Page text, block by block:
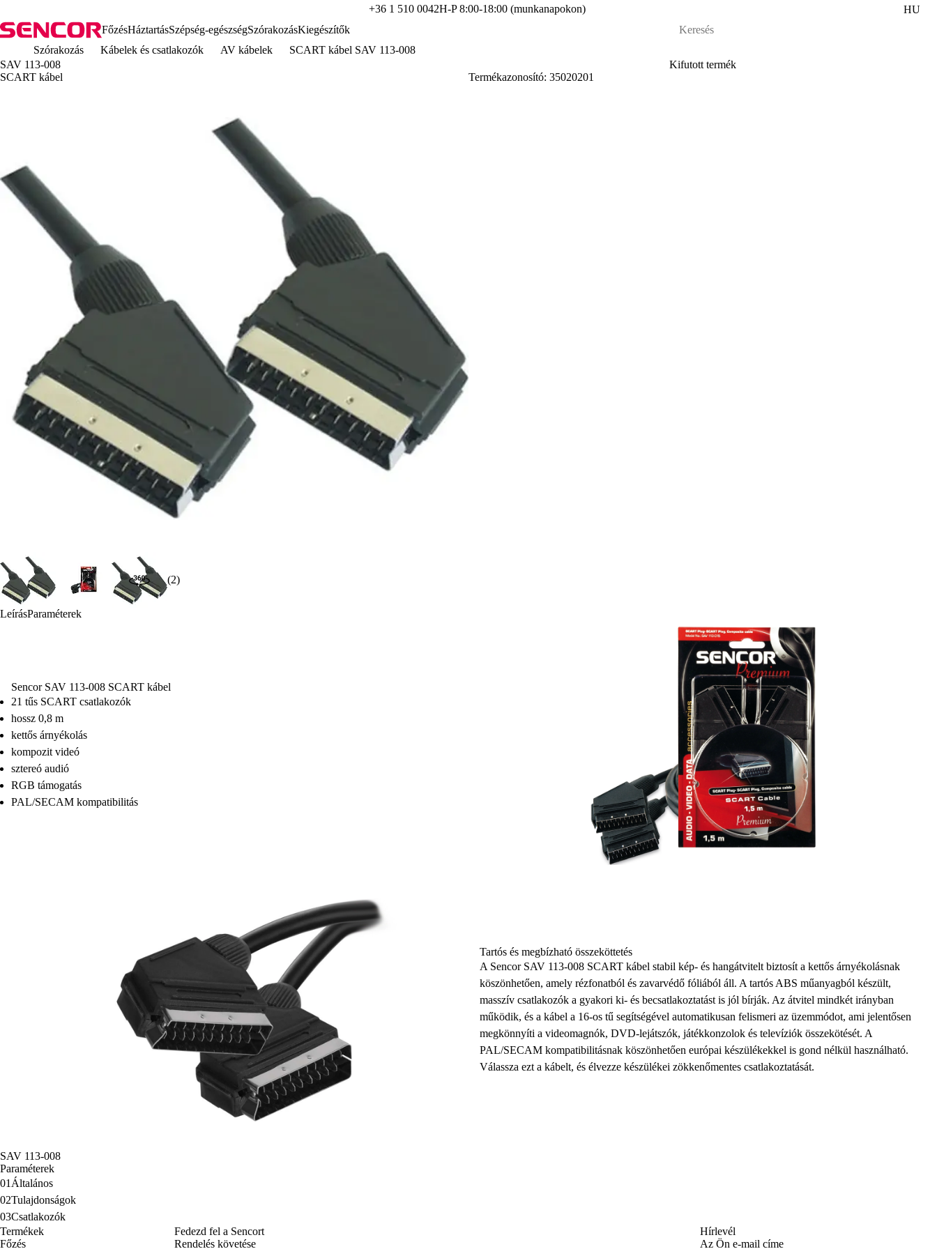
+36 1 510 0042H-P 8:00-18:00 (munkanapokon)
HU
FőzésHáztartásSzépség-egészségSzórakozásKiegészítők
Szórakozás
Kábelek és csatlakozók AV kábelek
SCART kábel SAV 113-008
SAV 113-008
SCART kábel
(2)
Kifutott termék
Termékazonosító: 35020201
LeírásParaméterek
Sencor SAV 113-008 SCART kábel
21 tűs SCART csatlakozók
hossz 0,8 m
kettős árnyékolás
kompozit videó
sztereó audió
RGB támogatás
PAL/SECAM kompatibilitás
Tartós és megbízható összeköttetés
A Sencor SAV 113-008 SCART kábel stabil kép- és hangátvitelt biztosít a kettős árnyékolásnak
köszönhetően, amely rézfonatból és zavarvédő fóliából áll. A tartós ABS műanyagból készült,
masszív csatlakozók a gyakori ki- és becsatlakoztatást is jól bírják. Az átvitel mindkét irányban
működik, és a kábel a 16-os tű segítségével automatikusan felismeri az üzemmódot, ami jelentősen
megkönnyíti a videomagnók, DVD-lejátszók, játékkonzolok és televíziók összekötését. A
PAL/SECAM kompatibilitásnak köszönhetően európai készülékekkel is gond nélkül használható.
Válassza ezt a kábelt, és élvezze készülékei zökkenőmentes csatlakoztatását.
SAV 113-008
Paraméterek
01 Általános
02Tulajdonságok
03Csatlakozók
Termékek
Főzés
Fedezd fel a Sencort
Rendelés követése
Hírlevél
Az Ön e-mail címe